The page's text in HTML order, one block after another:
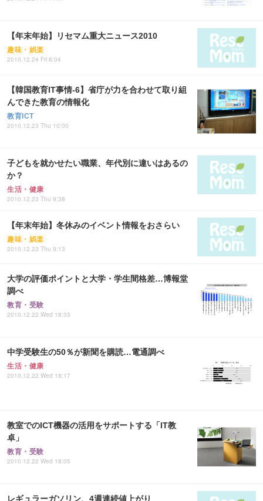
【年末年始】リセマム重大ニュース2010
趣味・娯楽
2010.12.24 Fri 8:04
【韓国教育IT事情-6】省庁が力を合わせて取り組
んできた教育の情報化
教育ICT
2010.12.23 Thu 10:00
子どもを就かせたい職業、年代別に違いはあるの
か？
生活・健康
2010.12.23 Thu 9:38
【年末年始】冬休みのイベント情報をおさらい
趣味・娯楽
2010.12.23 Thu 9:13
大学の評価ポイントと大学・学生間格差…博報堂
調べ
教育・受験
2010.12.22 Wed 18:33
中学受験生の50％が新聞を購読…電通調べ
生活・健康
2010.12.22 Wed 18:17
教室でのICT機器の活用をサポートする「IT教
卓」
教育・受験
2010.12.22 Wed 18:05
レギュラーガソリン、4週連続値上がり